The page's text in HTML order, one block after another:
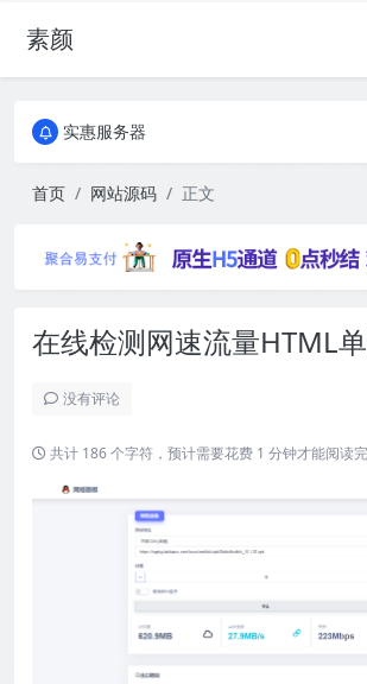
素颜全国免费包邮流量卡
实惠服务器
实惠服务器
首页 网站源码 正文
在线检测网速流量HTML
没有评论
共计 186 个字符，预计需要花费 1 分钟才能阅读完